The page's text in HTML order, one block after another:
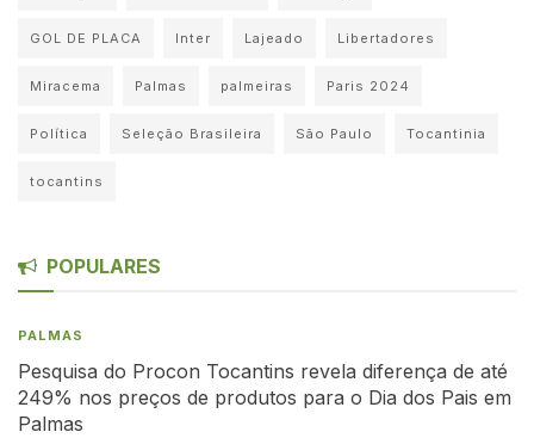
GOL DE PLACA Inter Lajeado Libertadores
Miracema Palmas palmeiras Paris 2024
Política Seleção Brasileira São Paulo Tocantinia
tocantins
POPULARES
PALMAS
Pesquisa do Procon Tocantins revela diferença de até
249% nos preços de produtos para o Dia dos Pais em
Palmas